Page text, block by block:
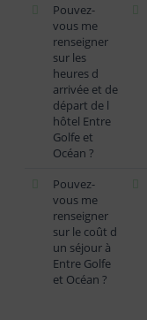
Pouvez-
vous me
renseigner
sur les
heures d
arrivée et de
départ de l
hôtel Entre
Golfe et
Océan ?
Pouvez-
vous me
renseigner
sur le coût d
un séjour à
Entre Golfe
et Océan ?